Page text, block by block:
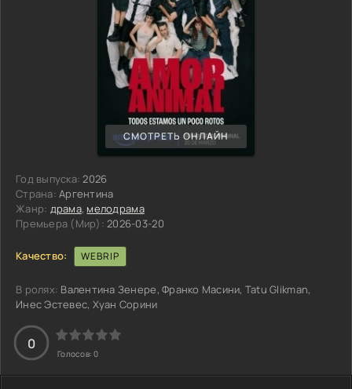
СМОТРЕТЬ ОНЛАЙН
Год выпуска: 2026
Страна: Аргентина
Жанр: драма, мелодрама
Премьера (Мир): 2026-03-20
Качество: WEBRIP
В ролях: Валентина Зенере, Франко Масини, Tatu Glikman,
Инес Эстевес, Хуан Сорини
0
Голосов:0
4 5